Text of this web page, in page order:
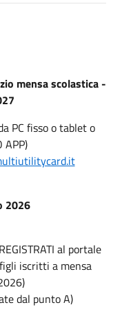
mensa scolastica -
PC fisso o tablet o
APP)
2026
al portale
iscritti a mensa
dal punto A)